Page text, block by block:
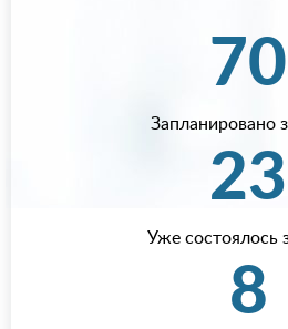
70
Запланировано
23
Уже состоялось
8